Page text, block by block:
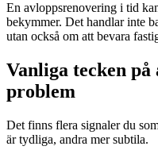
En avloppsrenovering i tid
bekymmer. Det handlar inte
utan också om att bevara
Vanliga tecken
problem
Det finns flera signaler du
är tydliga, andra mer subtila.